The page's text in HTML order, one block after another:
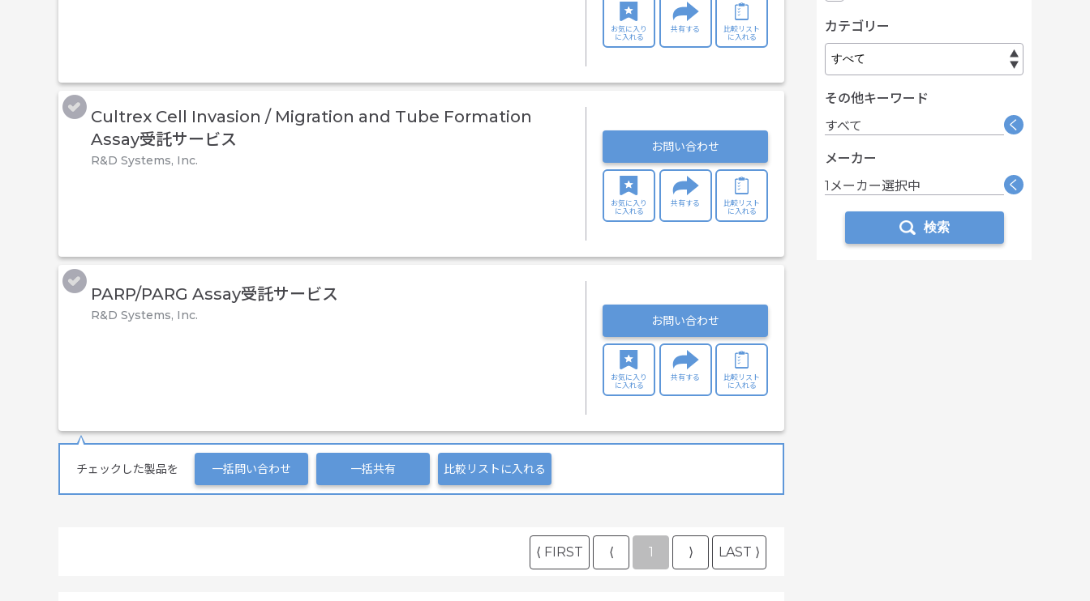
お気に入り
に入れる
共有する
比較リスト
に入れる
Cultrex Cell Invasion / Migration and Tube Formation
Assay受託サービス
R&D Systems, Inc.
お問い合わせ
お気に入り
に入れる
共有する
比較リスト
に入れる
PARP/PARG Assay受託サービス
R&D Systems, Inc. お問い合わせ
お気に入り
に入れる
共有する
比較リスト
に入れる
チェックした製品を 一括問い合わせ 一括共有 比較リストに入れる
⟨ FIRST ⟨ 1 ⟩ LAST ⟩
カテゴリー
その他キーワード
すべて
く
メーカー
1メーカー選択中
く
検索